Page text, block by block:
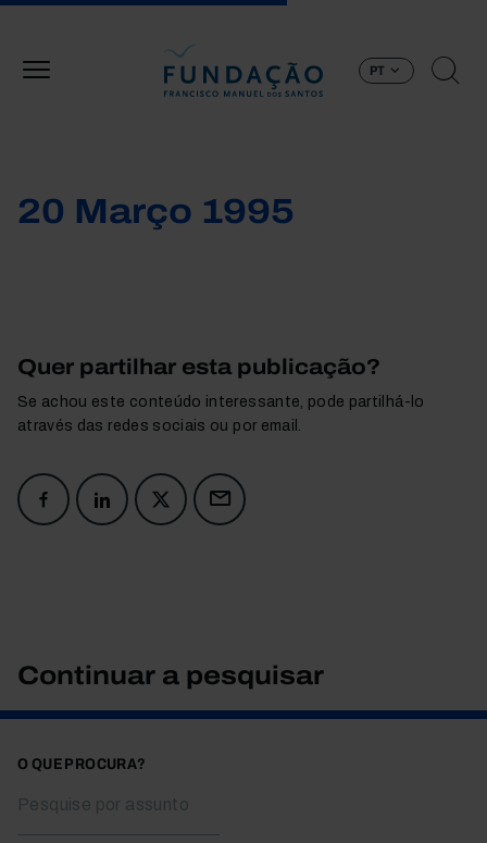
PT
20 Março 1995
Quer partilhar esta publicação?
Se achou este conteúdo interessante, pode partilhá-lo
através das redes sociais ou por email.
Continuar a pesquisar
O QUE PROCURA?